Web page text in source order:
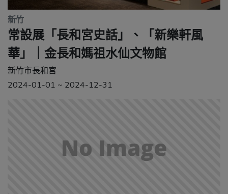
新竹
常設展「長和宮史話」、「新樂軒風
華」｜金長和媽祖水仙文物館
新竹市長和宮
2024-01-01 ~ 2024-12-31